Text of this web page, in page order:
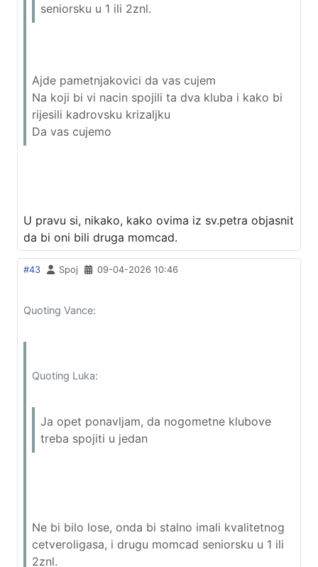
seniorsku u 1 ili 2znl.
Ajde pametnjakovici da vas cujem
Na koji bi vi nacin spojili ta dva kluba i kako bi
rijesili kadrovsku krizaljku
Da vas cujemo
U pravu si, nikako, kako ovima iz sv.petra objasnit
da bi oni bili druga momcad.
#43 Spoj 09-04-2026 10:46
Quoting Vance:
Quoting Luka:
Ja opet ponavljam, da nogometne klubove
treba spojiti u jedan
Ne bi bilo lose, onda bi stalno imali kvalitetnog
cetveroligasa, i drugu momcad seniorsku u 1 ili
2znl.